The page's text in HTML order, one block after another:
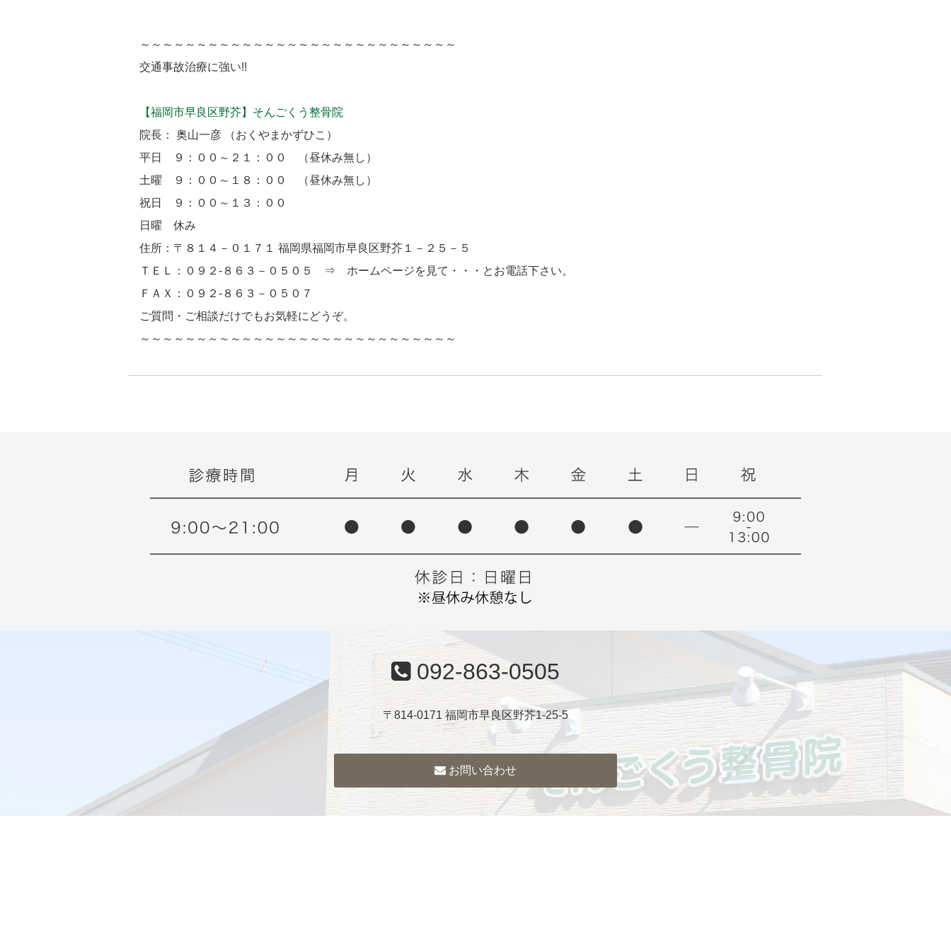
～～～～～～～～～～～～～～～～～～～～～～～～～～～～
交通事故治療に強い!!
【福岡市早良区野芥】そんごくう整骨院
院長： 奥山一彦 （おくやまかずひこ）
平日 ９：００～２１：００ （昼休み無し）
土曜 ９：００～１８：００ （昼休み無し）
祝日 ９：００～１３：００
日曜 休み
住所：〒８１４－０１７１ 福岡県福岡市早良区野芥１－２５－５
ＴＥＬ：０９２-８６３－０５０５ ⇒ ホームページを見て・・・とお電話下さい。
ＦＡＸ：０９２-８６３－０５０７
ご質問・ご相談だけでもお気軽にどうぞ。
～～～～～～～～～～～～～～～～～～～～～～～～～～～～
092-863-0505
〒814-0171 福岡市早良区野芥1-25-5
お問い合わせ